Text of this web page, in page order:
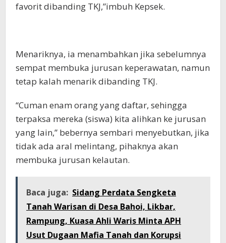
favorit dibanding TKJ,”imbuh Kepsek.
Menariknya, ia menambahkan jika sebelumnya
sempat membuka jurusan keperawatan, namun
tetap kalah menarik dibanding TKJ.
“Cuman enam orang yang daftar, sehingga
terpaksa mereka (siswa) kita alihkan ke jurusan
yang lain,” bebernya sembari menyebutkan, jika
tidak ada aral melintang, pihaknya akan
membuka jurusan kelautan.
Baca juga: Sidang Perdata Sengketa
Tanah Warisan di Desa Bahoi, Likbar,
Rampung, Kuasa Ahli Waris Minta APH
Usut Dugaan Mafia Tanah dan Korupsi